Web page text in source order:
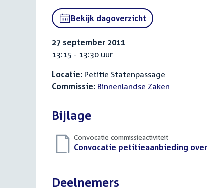
Bekijk dagoverzicht
27 september 2011
13:15 - 13:30 uur
Locatie: Petitie Statenpassage
Commissie: Binnenlandse Zaken
Bijlage
Convocatie commissieactiviteit
Download
Convocatie petitieaanbieding over
Deelnemers